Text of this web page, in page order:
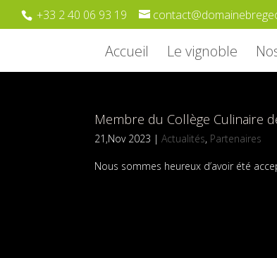
+33 2 40 06 93 19
Accueil Le vignoble
Membre du Collège Culinaire
21,Nov 2023 |Actualités, Partenaires
Nous sommes heureux d’avoir été